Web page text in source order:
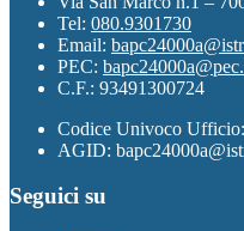
Tel: 080.9301730
Email:
PEC:
C.F.: 93491300724
Codice Univoco
AGID:
Seguici su